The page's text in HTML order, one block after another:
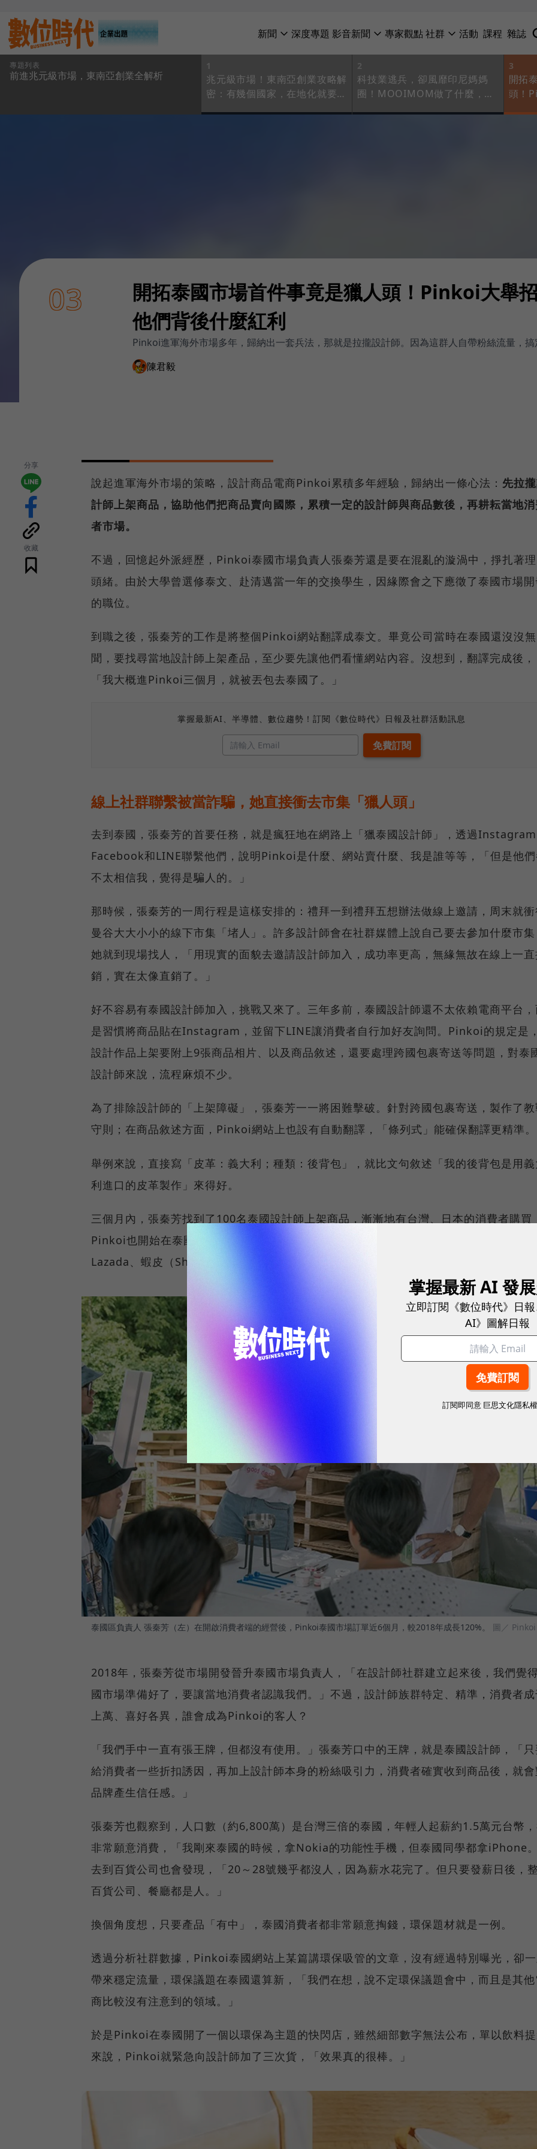
新聞 深度專題 影音新聞 專家觀點社群 活動 課程 雜誌
專題列表
前進兆元級市場，東南亞創業全解析
1
兆元級市場！東南亞創業攻略解
密：有幾個國家，在地化就要做
2
科技業逃兵，卻風靡印尼媽媽
圈！MOOIMOM做了什麼，3
3
開拓
頭！
03
開拓泰國市場首件事竟是獵人頭！Pinkoi大舉
他們背後什麼紅利
Pinkoi進軍海外市場多年，歸納出一套兵法，那就是拉攏設計師。因為這群人自帶粉絲流量，
陳君毅
分享
收藏
說起進軍海外市場的策略，設計商品電商Pinkoi累積多年經驗，歸納出一條心法： 先拉
計師上架商品，協助他們把商品賣向國際，累積一定的設計師與商品數後，再耕耘當地
者市場。
不過，回憶起外派經歷，Pinkoi泰國市場負責人張秦芳還是要在混亂的漩渦中，掙扎著
頭緒。由於大學曾選修泰文、赴清邁當一年的交換學生，因緣際會之下應徵了泰國市場
的職位。
到職之後，張秦芳的工作是將整個Pinkoi網站翻譯成泰文。畢竟公司當時在泰國還沒沒無
聞，要找尋當地設計師上架產品，至少要先讓他們看懂網站內容。沒想到，翻譯完成後，
「我大概進Pinkoi三個月，就被丟包去泰國了。」
掌握最新AI、半導體、數位趨勢！訂閱《數位時代》日報及社群活動訊息
線上社群聯繫被當詐騙，她直接衝去市集「獵人頭」
去到泰國，張秦芳的首要任務，就是瘋狂地在網路上「獵泰國設計師」，透過
Facebook和LINE聯繫他們，說明Pinkoi是什麼、網站賣什麼、我是誰等等，「但是他
不太相信我，覺得是騙人的。」
那時候，張秦芳的一周行程是這樣安排的：禮拜一到禮拜五想辦法做線上邀請，周末就
曼谷大大小小的線下市集「堵人」。許多設計師會在社群媒體上說自己要去參加什麼市
她就到現場找人，「用現實的面貌去邀請設計師加入，成功率更高，無緣無故在線上一
銷，實在太像直銷了。」
好不容易有泰國設計師加入，挑戰又來了。三年多前，泰國設計師還不太依賴電商平台
是習慣將商品貼在Instagram，並留下LINE讓消費者自行加好友詢問。Pinkoi的規定是
設計作品上架要附上9張商品相片、以及商品敘述，還要處理跨國包裹寄送等問題，對泰
設計師來說，流程麻煩不少。
為了排除設計師的「上架障礙」，張秦芳一一將困難擊破。針對跨國包裹寄送，製作了
守則；在商品敘述方面，Pinkoi網站上也設有自動翻譯，「條列式」能確保翻譯更精準。
舉例來說，直接寫「皮革：義大利；種類：後背包」，就比文句敘述「我的後背包是用
利進口的皮革製作」來得好。
三個月內，張秦芳找到了100名泰國設計師上架商品，漸漸地有台灣、日本的消費者購買
Pinkoi也開始在泰國設計師的圈子慢慢打開知名度。在此同時，隨著國際電商平台
Lazada、蝦皮（Shopee）進入泰國，當地設計師也愈加習慣在電商平台上販售商品。
泰國區負責人 張秦芳（左）在開啟消費者端的經營後，Pinkoi泰國市場訂單近6個月，較2018年成長120%。 圖／ Pinkoi
2018年，張秦芳從市場開發晉升泰國市場負責人，「在設計師社群建立起來後，我們覺
國市場準備好了，要讓當地消費者認識我們。」不過，設計師族群特定、精準，消費者
上萬、喜好各異，誰會成為Pinkoi的客人？
「我們手中一直有張王牌，但都沒有使用。」張秦芳口中的王牌，就是泰國設計師，「
給消費者一些折扣誘因，再加上設計師本身的粉絲吸引力，消費者確實收到商品後，就
品牌產生信任感。」
張秦芳也觀察到，人口數（約6,800萬）是台灣三倍的泰國，年輕人起薪約1.5萬元台幣
非常願意消費，「我剛來泰國的時候，拿Nokia的功能性手機，但泰國同學都拿iPhone
去到百貨公司也會發現，「20～28號幾乎都沒人，因為薪水花完了。但只要發薪日後，
百貨公司、餐廳都是人。」
換個角度想，只要產品「有中」，泰國消費者都非常願意掏錢，環保題材就是一例。
透過分析社群數據，Pinkoi泰國網站上某篇講環保吸管的文章，沒有經過特別曝光，卻
帶來穩定流量，環保議題在泰國還算新，「我們在想，說不定環保議題會中，而且是其
商比較沒有注意到的領域。」
於是Pinkoi在泰國開了一個以環保為主題的快閃店，雖然細部數字無法公布，單以飲料
來說，Pinkoi就緊急向設計師加了三次貨，「效果真的很棒。」
掌握最新 AI 發
立即訂閱《數位時代》日
AI》圖解日報
訂閱即同意 巨思文化隱私